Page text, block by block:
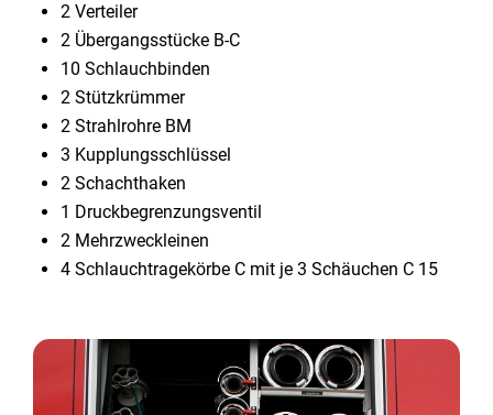
2 Verteiler
2 Übergangsstücke B-C
10 Schlauchbinden
2 Stützkrümmer
2 Strahlrohre BM
3 Kupplungsschlüssel
2 Schachthaken
1 Druckbegrenzungsventil
2 Mehrzweckleinen
4 Schlauchtragekörbe C mit je 3 Schäuchen C 15